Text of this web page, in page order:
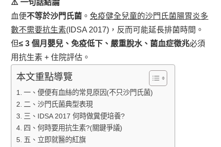
⚠️ 一句話結論
血便不等於沙門氏菌 。 免疫健全兒童的沙門氏菌腸胃炎多
數不需要抗生素(IDSA 2017)，反而可能延長排菌時間。
但≤ 3 個月嬰兒、免疫低下、嚴重脫水、菌血症徵兆必須
用抗生素 + 住院評估。
本文重點導覽
一、便便有血絲的常見原因(不只沙門氏菌)
二、沙門氏菌典型表現
三、IDSA 2017 何時做糞便培養?
四、何時要用抗生素?(關鍵爭議)
五、立即就醫的紅旗